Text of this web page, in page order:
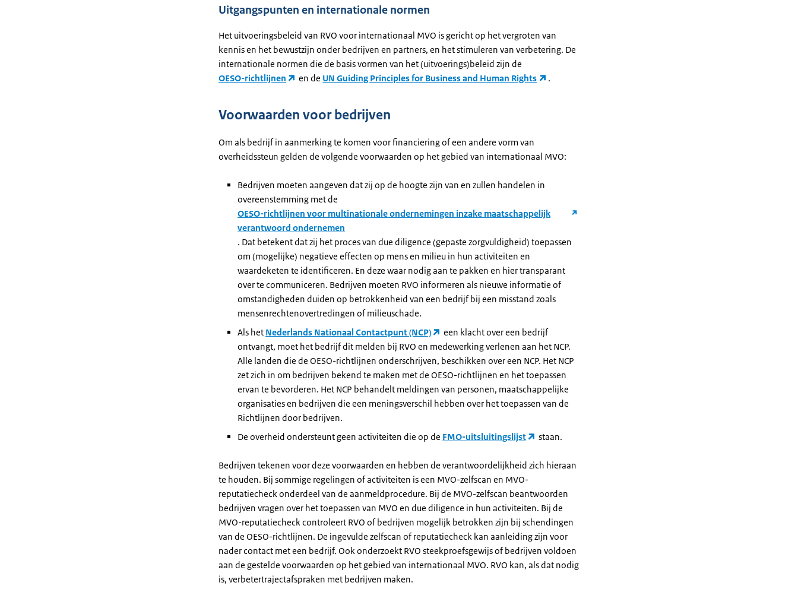
Uitgangspunten en internationale normen
Het uitvoeringsbeleid van RVO voor internationaal MVO is gericht op het vergroten van
kennis en het bewustzijn onder bedrijven en partners, en het stimuleren van verbetering. De
internationale normen die de basis vormen van het (uitvoerings)beleid zijn de
OESO-richtlijnen
en de UN Guiding Principles for Business and Human Rights .
Voorwaarden voor bedrijven
Om als bedrijf in aanmerking te komen voor financiering of een andere vorm van
overheidssteun gelden de volgende voorwaarden op het gebied van internationaal MVO:
Bedrijven moeten aangeven dat zij op de hoogte zijn van en zullen handelen in
overeenstemming met de
OESO-richtlijnen voor multinationale ondernemingen inzake maatschappelijk
verantwoord ondernemen
. Dat betekent dat zij het proces van due diligence (gepaste zorgvuldigheid) toepassen
om (mogelijke) negatieve effecten op mens en milieu in hun activiteiten en
waardeketen te identificeren. En deze waar nodig aan te pakken en hier transparant
over te communiceren. Bedrijven moeten RVO informeren als nieuwe informatie of
omstandigheden duiden op betrokkenheid van een bedrijf bij een misstand zoals
mensenrechtenovertredingen of milieuschade.
Als het Nederlands Nationaal Contactpunt (NCP)
een klacht over een bedrijf
ontvangt, moet het bedrijf dit melden bij RVO en medewerking verlenen aan het NCP.
Alle landen die de OESO-richtlijnen onderschrijven, beschikken over een NCP. Het NCP
zet zich in om bedrijven bekend te maken met de OESO-richtlijnen en het toepassen
ervan te bevorderen. Het NCP behandelt meldingen van personen, maatschappelijke
organisaties en bedrijven die een meningsverschil hebben over het toepassen van de
Richtlijnen door bedrijven.
De overheid ondersteunt geen activiteiten die op de FMO-uitsluitingslijst staan.
Bedrijven tekenen voor deze voorwaarden en hebben de verantwoordelijkheid zich hieraan
te houden. Bij sommige regelingen of activiteiten is een MVO-zelfscan en MVO-
reputatiecheck onderdeel van de aanmeldprocedure. Bij de MVO-zelfscan beantwoorden
bedrijven vragen over het toepassen van MVO en due diligence in hun activiteiten. Bij de
MVO-reputatiecheck controleert RVO of bedrijven mogelijk betrokken zijn bij schendingen
van de OESO-richtlijnen. De ingevulde zelfscan of reputatiecheck kan aanleiding zijn voor
nader contact met een bedrijf. Ook onderzoekt RVO steekproefsgewijs of bedrijven voldoen
aan de gestelde voorwaarden op het gebied van internationaal MVO. RVO kan, als dat nodig
is, verbetertrajectafspraken met bedrijven maken.